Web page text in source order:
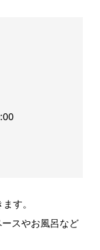
す。
スやお風呂など